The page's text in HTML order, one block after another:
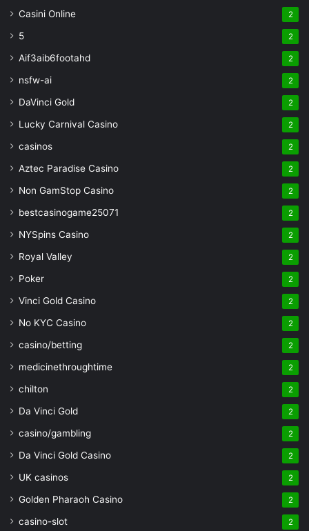
Casini Online 2
5 2
Aif3aib6footahd 2
nsfw-ai 2
DaVinci Gold 2
Lucky Carnival Casino 2
casinos 2
Aztec Paradise Casino 2
Non GamStop Casino 2
bestcasinogame25071 2
NYSpins Casino 2
Royal Valley 2
Poker 2
Vinci Gold Casino 2
No KYC Casino 2
casino/betting 2
medicinethroughtime 2
chilton 2
Da Vinci Gold 2
casino/gambling 2
Da Vinci Gold Casino 2
UK casinos 2
Golden Pharaoh Casino 2
casino-slot 2